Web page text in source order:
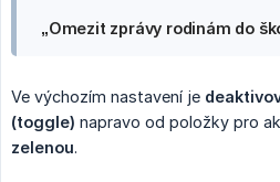
„Omezit zprávy rodinám do
Ve výchozím nastavení je
(toggle) napravo od položky pro
zelenou.